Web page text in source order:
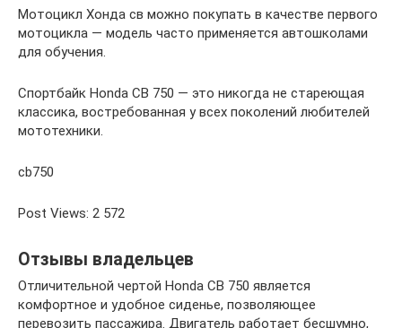
Мотоцикл Хонда св можно покупать в качестве первого
мотоцикла — модель часто применяется автошколами
для обучения.
Спортбайк Honda CB 750 — это никогда не стареющая
классика, востребованная у всех поколений любителей
мототехники.
cb750
Post Views: 2 572
Отзывы владельцев
Отличительной чертой Honda CB 750 является
комфортное и удобное сиденье, позволяющее
перевозить пассажира. Двигатель работает бесшумно,